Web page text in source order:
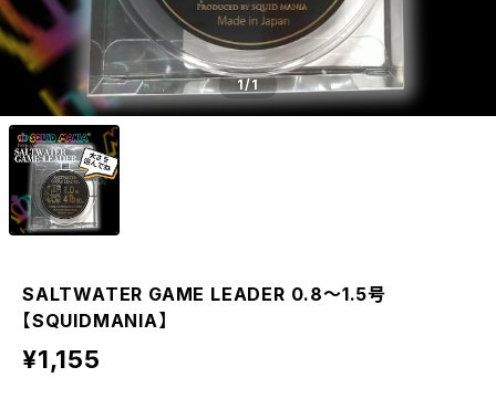
1/1
SALTWATER GAME LEADER 0.8～1.5号
【SQUIDMANIA】
¥1,155